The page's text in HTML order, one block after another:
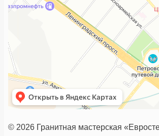
© 2026 Гранитная мастерская